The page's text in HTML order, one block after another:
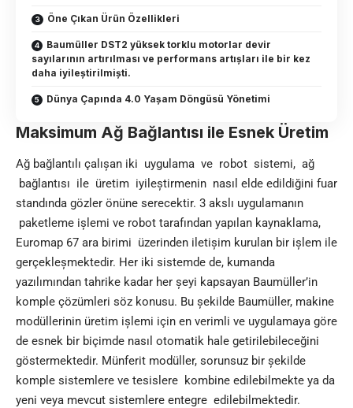
Öne Çıkan Ürün Özellikleri
Baumüller DST2 yüksek torklu motorlar devir
sayılarının artırılması ve performans artıșları ile bir kez
daha iyileștirilmiști.
Dünya Çapında 4.0 Yașam Döngüsü Yönetimi
Maksimum Ağ Bağlantısı ile Esnek Üretim
Ağ bağlantılı çalıșan iki uygulama ve robot sistemi, ağ
bağlantısı ile üretim iyileștirmenin nasıl elde edildiğini fuar
standında gözler önüne serecektir. 3 akslı uygulamanın
paketleme ișlemi ve robot tarafından yapılan kaynaklama,
Euromap 67 ara birimi üzerinden iletișim kurulan bir ișlem ile
gerçekleșmektedir. Her iki sistemde de, kumanda
yazılımından tahrike kadar her șeyi kapsayan Baumüller’in
komple çözümleri söz konusu. Bu șekilde Baumüller, makine
modüllerinin üretim ișlemi için en verimli ve uygulamaya göre
de esnek bir biçimde nasıl otomatik hale getirilebileceğini
göstermektedir. Münferit modüller, sorunsuz bir șekilde
komple sistemlere ve tesislere kombine edilebilmekte ya da
yeni veya mevcut sistemlere entegre edilebilmektedir.